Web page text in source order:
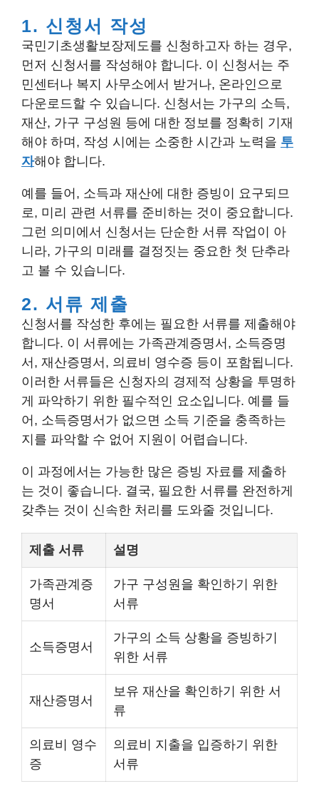
1. 신청서 작성
국민기초생활보장제도를 신청하고자 하는 경우,
먼저 신청서를 작성해야 합니다. 이 신청서는 주
민센터나 복지 사무소에서 받거나, 온라인으로
다운로드할 수 있습니다. 신청서는 가구의 소득,
재산, 가구 구성원 등에 대한 정보를 정확히 기재
해야 하며, 작성 시에는 소중한 시간과 노력을 투
자해야 합니다.
예를 들어, 소득과 재산에 대한 증빙이 요구되므
로, 미리 관련 서류를 준비하는 것이 중요합니다.
그런 의미에서 신청서는 단순한 서류 작업이 아
니라, 가구의 미래를 결정짓는 중요한 첫 단추라
고 볼 수 있습니다.
2. 서류 제출
신청서를 작성한 후에는 필요한 서류를 제출해야
합니다. 이 서류에는 가족관계증명서, 소득증명
서, 재산증명서, 의료비 영수증 등이 포함됩니다.
이러한 서류들은 신청자의 경제적 상황을 투명하
게 파악하기 위한 필수적인 요소입니다. 예를 들
어, 소득증명서가 없으면 소득 기준을 충족하는
지를 파악할 수 없어 지원이 어렵습니다.
이 과정에서는 가능한 많은 증빙 자료를 제출하
는 것이 좋습니다. 결국, 필요한 서류를 완전하게
갖추는 것이 신속한 처리를 도와줄 것입니다.
제출 서류 설명
가족관계증
명서
가구 구성원을 확인하기 위한
서류
소득증명서
가구의 소득 상황을 증빙하기
위한 서류
재산증명서
보유 재산을 확인하기 위한 서
류
의료비 영수
증
의료비 지출을 입증하기 위한
서류